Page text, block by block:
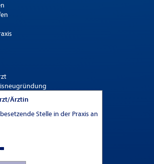
Ärztin
Stelle in der Praxis an